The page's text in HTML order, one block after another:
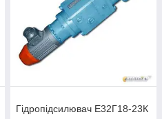
Гідропідсилювач Е32Г18-23К